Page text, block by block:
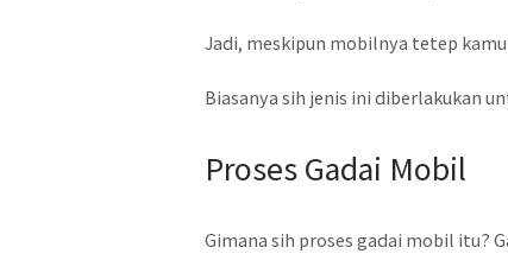
Jadi, meskipun mobilnya tetep
Biasanya sih jenis ini diberlakukan
Proses Gadai Mobil
Gimana sih proses gadai mobil itu?